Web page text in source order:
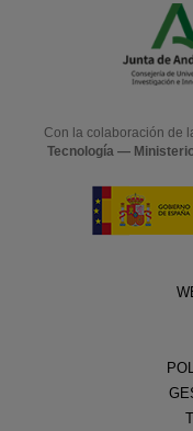
Con la colaboración de
Tecnología —